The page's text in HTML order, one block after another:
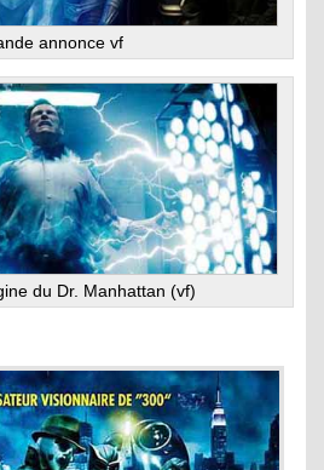
annonce vf
du Dr. Manhattan (vf)